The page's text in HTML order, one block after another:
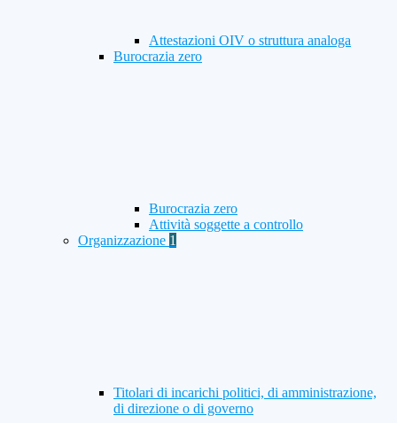
Attestazioni OIV o struttura analoga
Burocrazia zero
Burocrazia zero
Attività soggette a controllo
Organizzazione 1
Titolari di incarichi politici, di amministrazione,
di direzione o di governo